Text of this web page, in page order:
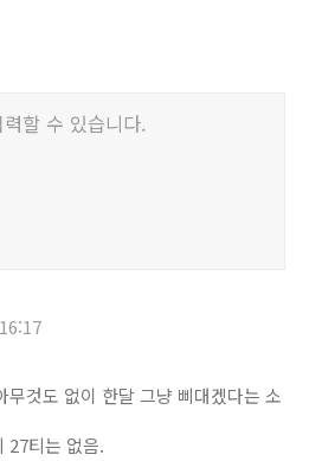
할 수 있습니다.
무것도 없이 한달 그냥 삐대겠다는 소
27티는 없음.